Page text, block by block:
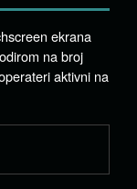
ekrana
na broj
aktivni na